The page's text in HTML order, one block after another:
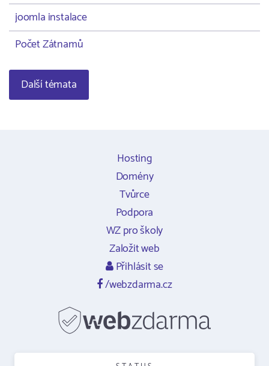
joomla instalace
Počet Zátnamů
Další témata
Hosting
Domény
Tvůrce
Podpora
WZ pro školy
Založit web
Přihlásit se
/webzdarma.cz